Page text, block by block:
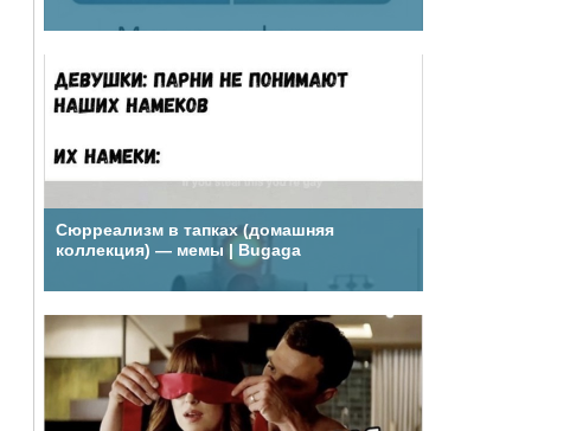
Сюрреализм в тапках (домашняя
коллекция) — мемы | Bugaga